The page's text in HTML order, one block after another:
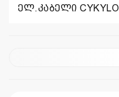
110
ელ.კაბელი CYKYLO